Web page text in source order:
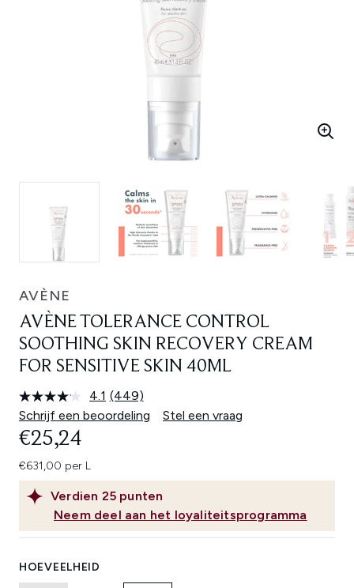
AVÈNE
AVÈNE TOLERANCE CONTROL
SOOTHING SKIN RECOVERY CREAM
FOR SENSITIVE SKIN 40ML
4.1 Lees
449
beoordelingen.
(449)
Schrijf een beoordeling
Stel een vraag
Verdien 25 punten
Neem deel aan het loyaliteitsprogramma
€25,24
€631,00 per L
HOEVEELHEID